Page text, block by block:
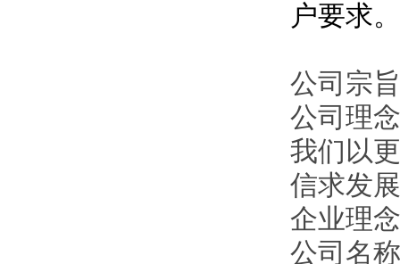
户要求。
公司宗
公司理
我们以
信求发
企业理
公司名